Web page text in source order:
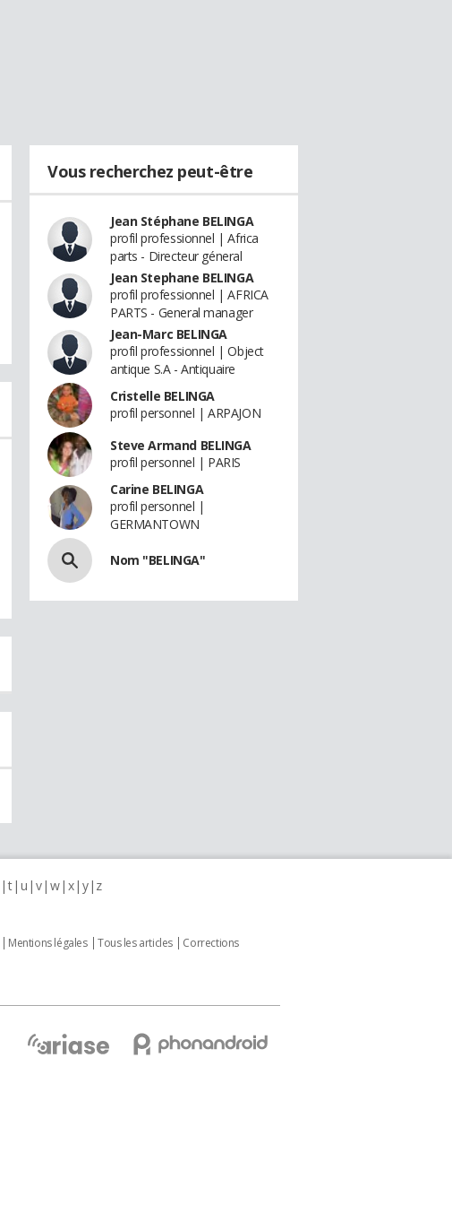
Vous recherchez peut-être
Jean Stéphane BELINGA
profil professionnel | Africa
parts - Directeur géneral
Jean Stephane BELINGA
profil professionnel | AFRICA
PARTS - General manager
Jean-Marc BELINGA
profil professionnel | Object
antique S.A - Antiquaire
Cristelle BELINGA
profil personnel | ARPAJON
Steve Armand BELINGA
profil personnel | PARIS
Carine BELINGA
profil personnel |
GERMANTOWN
Nom "BELINGA"
t u v w x y z
Mentions légales Tous les articles
Corrections